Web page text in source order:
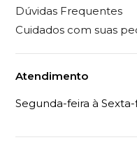
Dúvidas Frequentes
Cuidados com suas
Atendimento
Segunda-feira à Sexta-